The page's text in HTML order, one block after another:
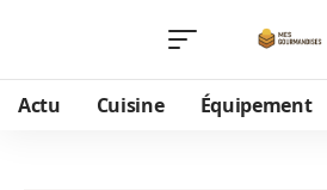
Actu Cuisine Équipement